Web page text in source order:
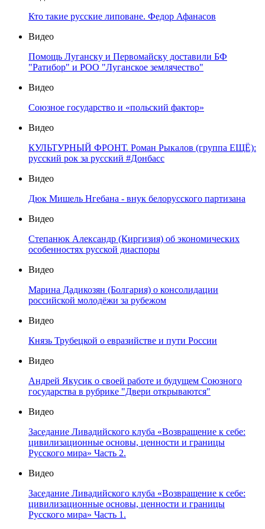
Кто такие русские липоване. Федор Афанасов
Видео
Помощь Луганску и Первомайску доставили БФ
"Ратибор" и РОО "Луганское землячество"
Видео
Союзное государство и «польский фактор»
Видео
КУЛЬТУРНЫЙ ФРОНТ. Роман Рыкалов (группа ЕЩЁ):
русский рок за русский #Донбасс
Видео
Дюк Мишель Нгебана - внук белорусского партизана
Видео
Степанюк Александр (Киргизия) об экономических
особенностях русской диаспоры
Видео
Марина Дадикозян (Болгария) о консолидации
российской молодёжи за рубежом
Видео
Князь Трубецкой о евразийстве и пути России
Видео
Андрей Якусик о своей работе и будущем Союзного
государства в рубрике "Двери открываются"
Видео
Заседание Ливадийского клуба «Возвращение к себе:
цивилизационные основы, ценности и границы
Русского мира» Часть 2.
Видео
Заседание Ливадийского клуба «Возвращение к себе:
цивилизационные основы, ценности и границы
Русского мира» Часть 1.